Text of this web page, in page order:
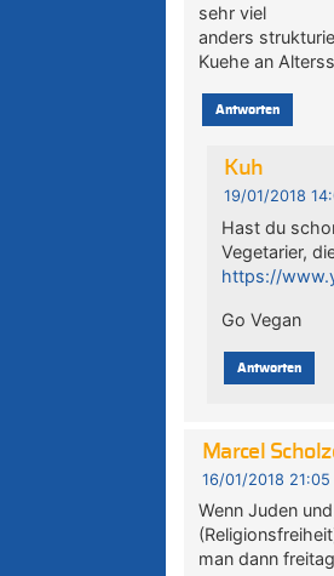
sehr viel
anders
Kuehe an
Antworten
Kuh
19/01/2018
Hast du
Vegetarier,
https://
Go Vegan
Antworten
Marcel
16/01/2018 21:05
Wenn Juden
man dann